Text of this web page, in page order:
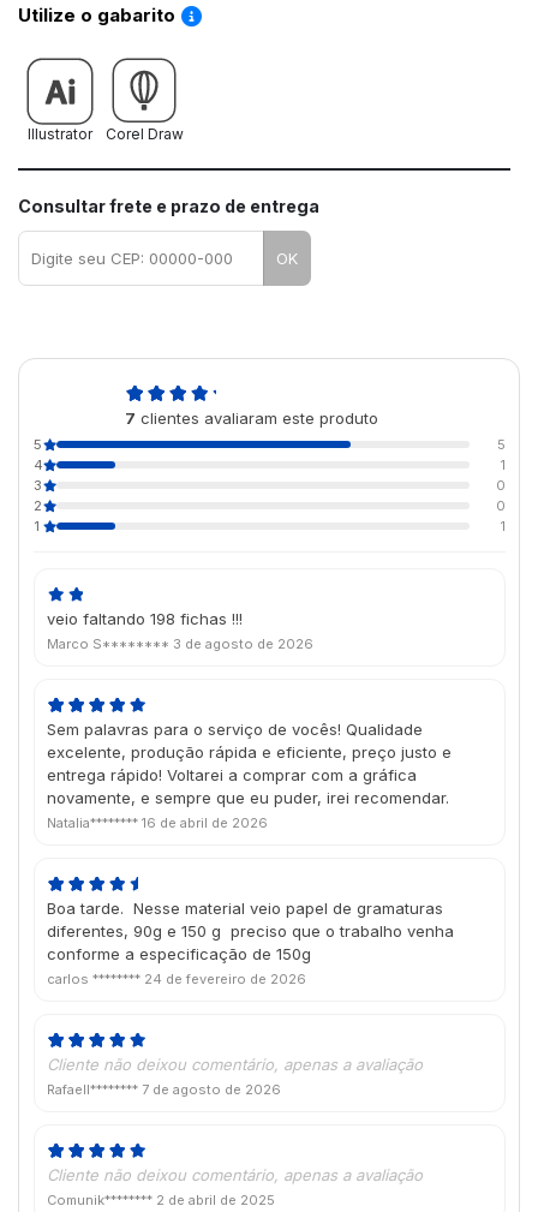
Utilize o gabarito Saiba como utilizar os nossos gabaritos
Illustrator Corel Draw
Consultar frete e prazo de entrega
OK
7 clientes avaliaram este produto
5
5
4
1
3
0
2
0
1
1
veio faltando 198 fichas !!!
Marco S******** 3 de agosto de 2026
Sem palavras para o serviço de vocês! Qualidade
excelente, produção rápida e eficiente, preço justo e
entrega rápido! Voltarei a comprar com a gráfica
novamente, e sempre que eu puder, irei recomendar.
Natalia******** 16 de abril de 2026
Boa tarde. Nesse material veio papel de gramaturas
diferentes, 90g e 150 g preciso que o trabalho venha
conforme a especificação de 150g
carlos ******** 24 de fevereiro de 2026
Cliente não deixou comentário, apenas a avaliação
Rafaell******** 7 de agosto de 2026
Cliente não deixou comentário, apenas a avaliação
Comunik******** 2 de abril de 2025